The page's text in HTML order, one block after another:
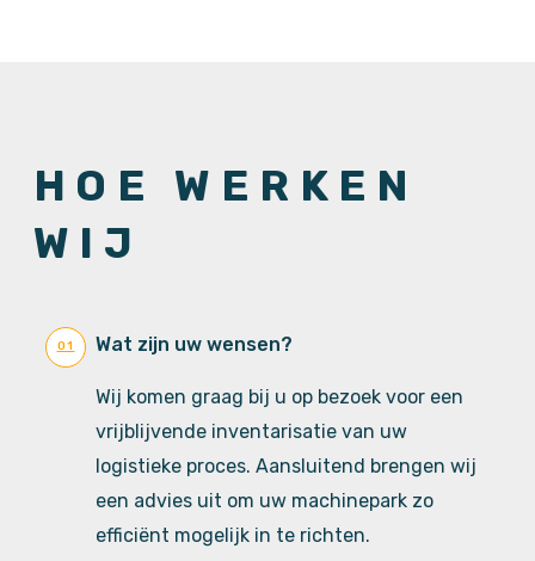
HOE WERKEN
WIJ
01 Wat zijn uw wensen?
Wij komen graag bij u op bezoek voor een
vrijblijvende inventarisatie van uw
logistieke proces. Aansluitend brengen wij
een advies uit om uw machinepark zo
efficiënt mogelijk in te richten.